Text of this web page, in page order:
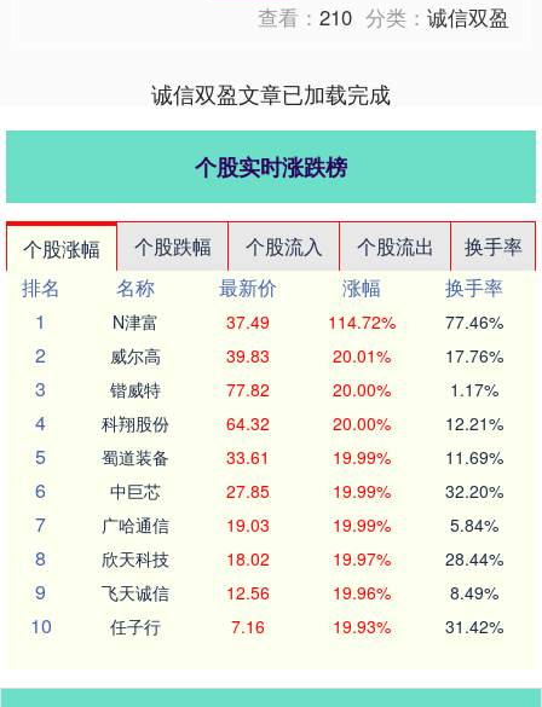
查看：210 分类：诚信双盈
诚信双盈文章已加载完成
个股实时涨跌榜
个股涨幅 个股跌幅 个股流入 个股流出
换手率
排名
名称 最新价 涨幅
换手率
1
N津富 37.49 114.72% 77.46%
2 威尔高 39.83 20.01% 17.76%
3 锴威特 77.82 20.00% 1.17%
4 科翔股份 64.32 20.00% 12.21%
5 蜀道装备 33.61 19.99% 11.69%
6 中巨芯 27.85 19.99% 32.20%
7 广哈通信 19.03 19.99% 5.84%
8 欣天科技 18.02 19.97% 28.44%
9 飞天诚信 12.56 19.96% 8.49%
10 任子行 7.16 19.93% 31.42%